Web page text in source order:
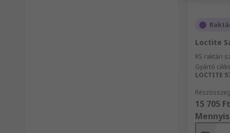
Loctite
RS raktári
Gyártó
LOCTITE
15 705 Ft